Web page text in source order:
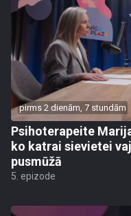
pirms 2 dienām, 7 stundām
Psihoterapeite
ko katrai sievietei
pusmūžā
5. epizode